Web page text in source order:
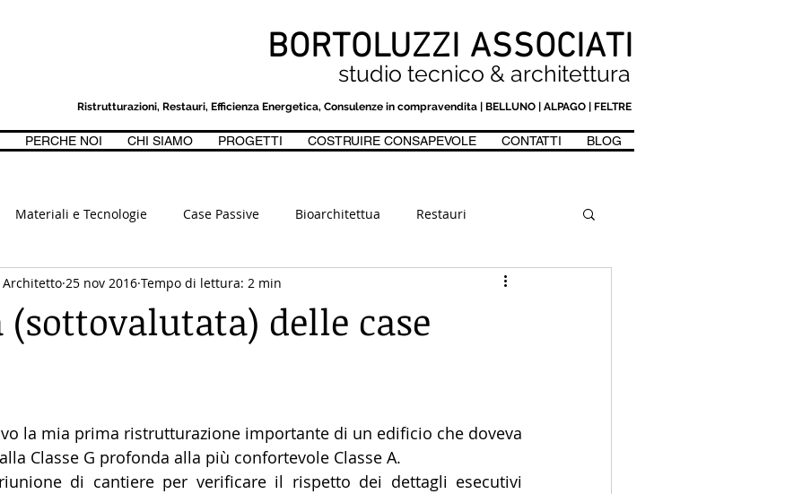
BORTOLUZZI ASSOCIATI
studio tecnico & architettura
Ristrutturazioni, Restauri, Efficienza Energetica, Consulenze in compravendita | BELLUNO | ALPAGO | FELTRE
PERCHE NOI CHI SIAMO PROGETTI COSTRUIRE CONSAPEVOLE CONTATTI BLOG
Materiali e Tecnologie Case Passive Bioarchitettua Restauri
Piano Casa e Normative Perizie, accertamenti, stime Compravendite
(sottovalutata) delle case
Architetto 25 nov 2016 Tempo di lettura: 2 min
la mia prima ristrutturazione importante di un edificio che doveva
Classe G profonda alla più confortevole Classe A.
di cantiere per verificare il rispetto dei dettagli esecutivi